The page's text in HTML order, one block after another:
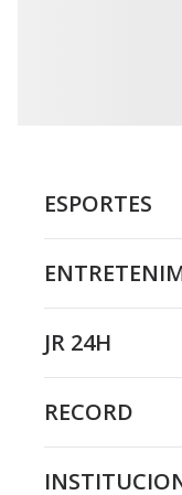
ESPORTES
JR 24H
RECORD